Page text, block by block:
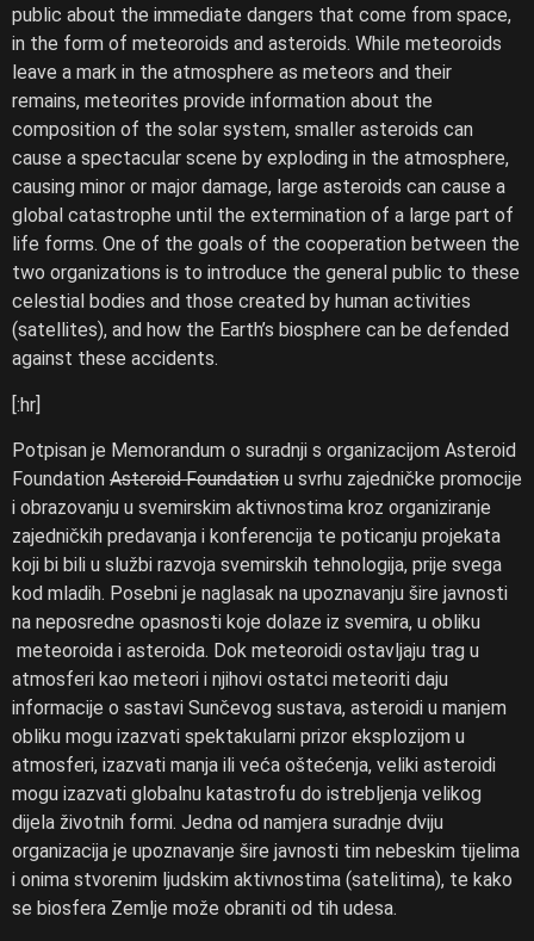
public about the immediate dangers that come from space,
in the form of meteoroids and asteroids. While meteoroids
leave a mark in the atmosphere as meteors and their
remains, meteorites provide information about the
composition of the solar system, smaller asteroids can
cause a spectacular scene by exploding in the atmosphere,
causing minor or major damage, large asteroids can cause a
global catastrophe until the extermination of a large part of
life forms. One of the goals of the cooperation between the
two organizations is to introduce the general public to these
celestial bodies and those created by human activities
(satellites), and how the Earth’s biosphere can be defended
against these accidents.
[:hr]
Potpisan je Memorandum o suradnji s organizacijom Asteroid
Foundation Asteroid Foundation u svrhu zajedničke promocije
i obrazovanju u svemirskim aktivnostima kroz organiziranje
zajedničkih predavanja i konferencija te poticanju projekata
koji bi bili u službi razvoja svemirskih tehnologija, prije svega
kod mladih. Posebni je naglasak na upoznavanju šire javnosti
na neposredne opasnosti koje dolaze iz svemira, u obliku
meteoroida i asteroida. Dok meteoroidi ostavljaju trag u
atmosferi kao meteori i njihovi ostatci meteoriti daju
informacije o sastavi Sunčevog sustava, asteroidi u manjem
obliku mogu izazvati spektakularni prizor eksplozijom u
atmosferi, izazvati manja ili veća oštećenja, veliki asteroidi
mogu izazvati globalnu katastrofu do istrebljenja velikog
dijela životnih formi. Jedna od namjera suradnje dviju
organizacija je upoznavanje šire javnosti tim nebeskim tijelima
i onima stvorenim ljudskim aktivnostima (satelitima), te kako
se biosfera Zemlje može obraniti od tih udesa.